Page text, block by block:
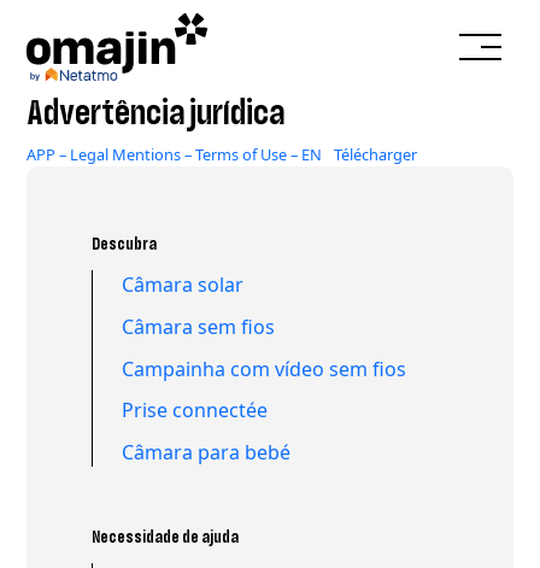
para
conteúdo
Advertência jurídica
APP – Legal Mentions – Terms of Use – EN Télécharger
Descubra
Câmara solar
Câmara sem fios
Campainha com vídeo sem fios
Prise connectée
Câmara para bebé
Necessidade de ajuda